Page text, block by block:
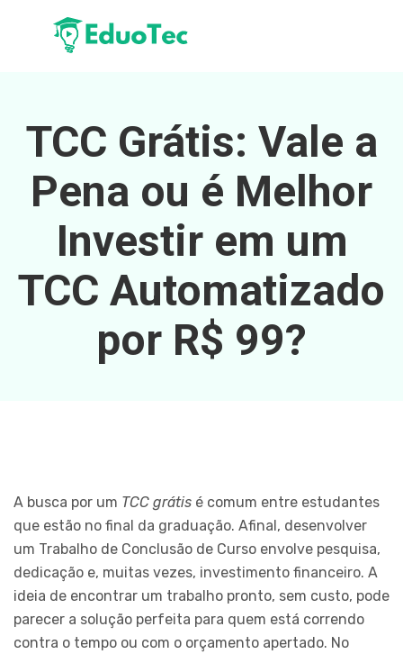
TCC Grátis: Vale a
Pena ou é Melhor
Investir em um
TCC Automatizado
por R$ 99?
A busca por um TCC grátis é comum entre estudantes
que estão no final da graduação. Afinal, desenvolver
um Trabalho de Conclusão de Curso envolve pesquisa,
dedicação e, muitas vezes, investimento financeiro. A
ideia de encontrar um trabalho pronto, sem custo, pode
parecer a solução perfeita para quem está correndo
contra o tempo ou com o orçamento apertado. No